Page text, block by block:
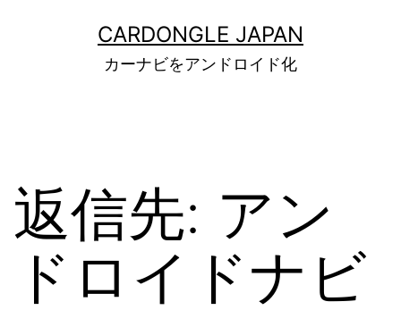
CARDONGLE JAPAN
カーナビをアンドロイド化
返信先: アン
ドロイドナビ